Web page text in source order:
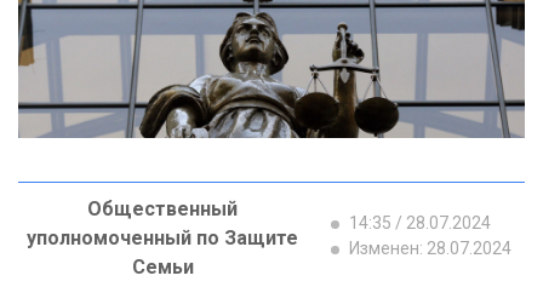
Общественный
уполномоченный по Защите
Семьи
14:35 / 28.07.2024
Изменен: 28.07.2024